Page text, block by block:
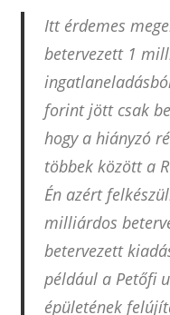
Itt érdemes
betervezett 1
forint jött csak
hogy a hiányzó
többek között a
Én azért
milliárdos
betervezett
például a Petőfi
épületének